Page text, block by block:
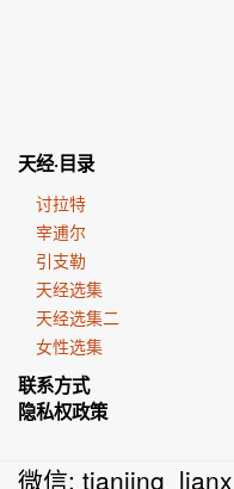
天经·目录
讨拉特
宰逋尔
引支勒
天经选集
天经选集二
女性选集
联系方式
隐私权政策
微信: